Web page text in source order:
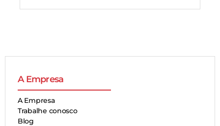
A Empresa
A Empresa
Trabalhe conosco
Blog